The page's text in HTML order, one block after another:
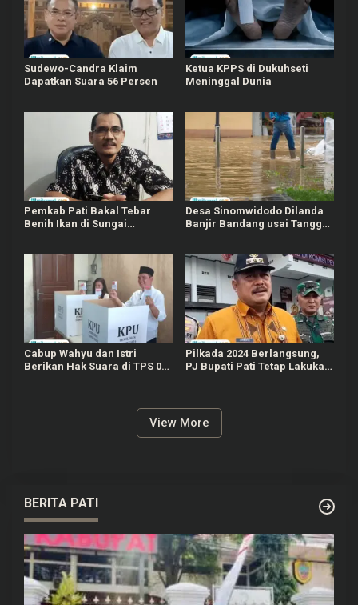
Sudewo-Candra Klaim
Dapatkan Suara 56 Persen
Ketua KPPS di Dukuhseti
Meninggal Dunia
Pemkab Pati Bakal Tebar
Benih Ikan di Sungai
Desa Sinomwidodo Dilanda
Banjir Bandang usai Tanggul
Cabup Wahyu dan Istri
Berikan Hak Suara di TPS 02
Pilkada 2024 Berlangsung,
PJ Bupati Pati Tetap Lakukan
View More
BERITA PATI